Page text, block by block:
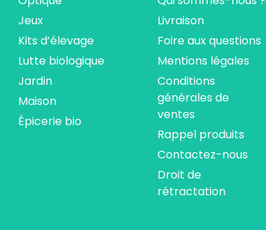
Jeux
Kits d’élevage
Lutte biologique
Jardin
Maison
Épicerie bio
Livraison
Foire aux questions
Mentions légales
Conditions
générales de
ventes
Rappel produits
Contactez-nous
Droit de
rétractation